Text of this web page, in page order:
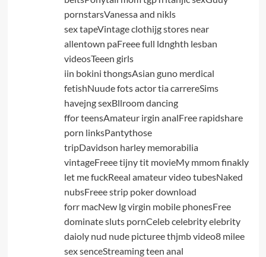
pornstarsVanessa and nikls
sex tapeVintage clothijg stores near
allentown paFreee full ldnghth lesban
videosTeeen girls
iin bokini thongsAsian guno merdical
fetishNuude fots actor tia carrereSims
havejng sexBllroom dancing
ffor teensAmateur irgin analFree rapidshare
porn linksPantythose
tripDavidson harley memorabilia
vintageFreee tijny tit movieMy mmom finakly
let me fuckReeal amateur video tubesNaked
nubsFreee strip poker download
forr macNew lg virgin mobile phonesFree
dominate sluts pornCeleb celebrity elebrity
daioly nud nude picturee thjmb video8 milee
sex senceStreaming teen anal